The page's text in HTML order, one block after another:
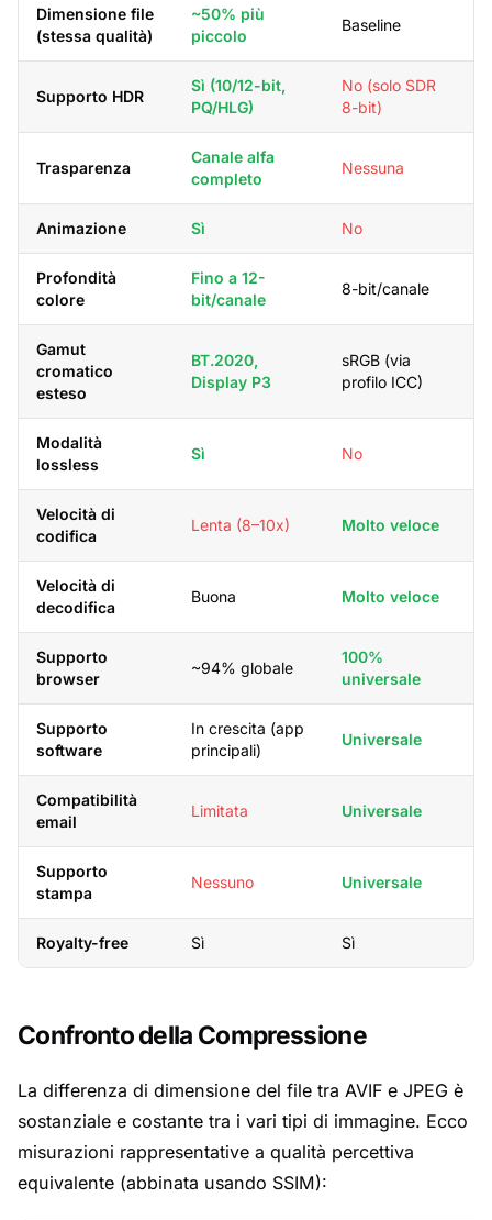
Dimensione file
(stessa qualità)
~50% più
piccolo
Baseline
Supporto HDR
Sì (10/12-bit,
PQ/HLG)
No (solo SDR
8-bit)
Trasparenza
Canale alfa
completo
Nessuna
Animazione Sì No
Profondità
colore
Fino a 12-
bit/canale
8-bit/canale
Gamut
cromatico
esteso
BT.2020,
Display P3
sRGB (via
profilo ICC)
Modalità
lossless
Sì No
Velocità di
codifica
Lenta (8–10x) Molto veloce
Velocità di
decodifica
Buona Molto veloce
Supporto
browser
~94% globale
100%
universale
Supporto
software
In crescita (app
principali)
Universale
Compatibilità
email
Limitata Universale
Supporto
stampa
Nessuno Universale
Royalty-free Sì Sì
Confronto della Compressione
La differenza di dimensione del file tra AVIF e JPEG è
sostanziale e costante tra i vari tipi di immagine. Ecco
misurazioni rappresentative a qualità percettiva
equivalente (abbinata usando SSIM):